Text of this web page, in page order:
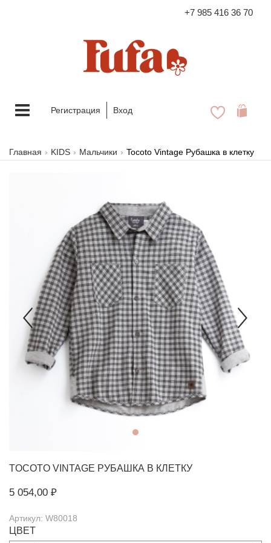
+7 985 416 36 70
FASHION FAMILY STORE
Меню Регистрация Вход
Главная KIDS Мальчики Tocoto Vintage Рубашка в клетку
TOCOTO VINTAGE РУБАШКА В КЛЕТКУ
5 054,00 ₽
Артикул: W80018
ЦВЕТ